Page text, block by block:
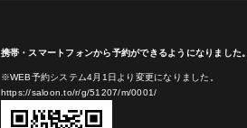
携帯・スマートフォンから予約ができるようになりました。
※WEB予約システム4月1日より変更になりました。
https://saloon.to/r/g/51207/m/0001/